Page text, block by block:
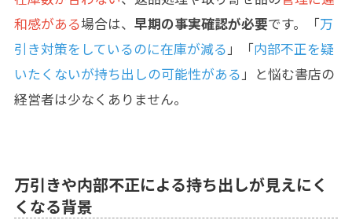
和感がある場合は、 早期の事実確認が必要です。「万
引き対策をしているのに在庫が減る」「内部不正を疑
いたくないが持ち出しの可能性がある」と悩む書店の
経営者は少なくありません。
万引きや内部不正による持ち出しが見えにく
くなる背景